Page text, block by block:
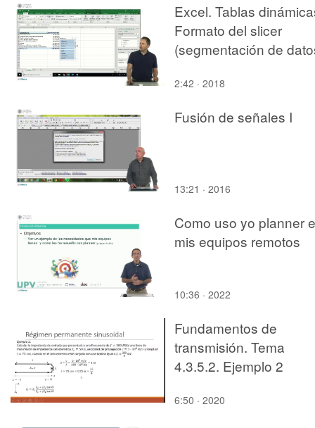
Excel. Tablas
Formato del slicer
(segmentación de
2:42 · 2018
Fusión de señales I
13:21 · 2016
Como uso yo planner
mis equipos remotos
10:36 · 2022
Fundamentos de
transmisión. Tema
4.3.5.2. Ejemplo 2
6:50 · 2020